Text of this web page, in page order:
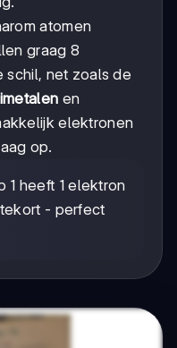
atomen
graag 8
schil, net zoals de
en
elektronen
op.
1 heeft 1 elektron
- perfect